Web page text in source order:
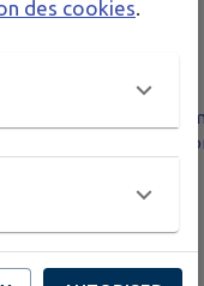
des cookies.